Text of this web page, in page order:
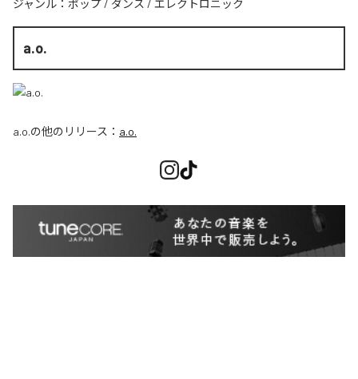
ジャンル： ポップ / ダンス / エレクトロニック
a.o.
a.o.の他のリリース： a.o.